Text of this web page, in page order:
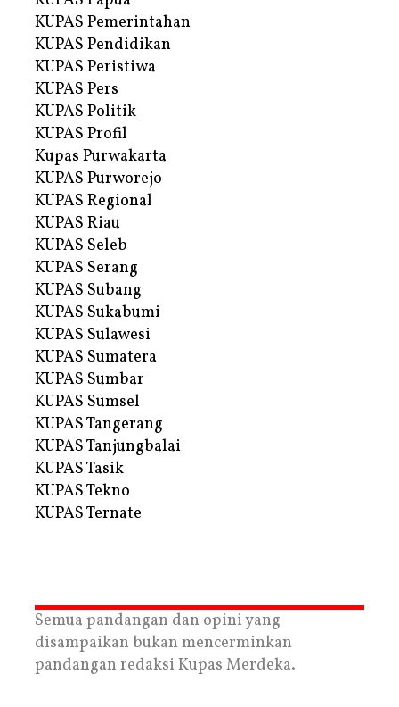
KUPAS Pemerintahan
KUPAS Pendidikan
KUPAS Peristiwa
KUPAS Pers
KUPAS Politik
KUPAS Profil
Kupas Purwakarta
KUPAS Purworejo
KUPAS Regional
KUPAS Riau
KUPAS Seleb
KUPAS Serang
KUPAS Subang
KUPAS Sukabumi
KUPAS Sulawesi
KUPAS Sumatera
KUPAS Sumbar
KUPAS Sumsel
KUPAS Tangerang
KUPAS Tanjungbalai
KUPAS Tasik
KUPAS Tekno
KUPAS Ternate
Semua pandangan dan opini yang
disampaikan bukan mencerminkan
pandangan redaksi Kupas Merdeka.